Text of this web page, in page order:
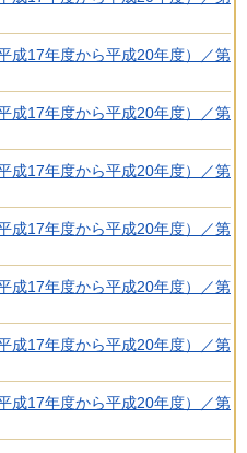
成17年度から平成20年度）／第
成17年度から平成20年度）／第
成17年度から平成20年度）／第
成17年度から平成20年度）／第
成17年度から平成20年度）／第
成17年度から平成20年度）／第
成17年度から平成20年度）／第